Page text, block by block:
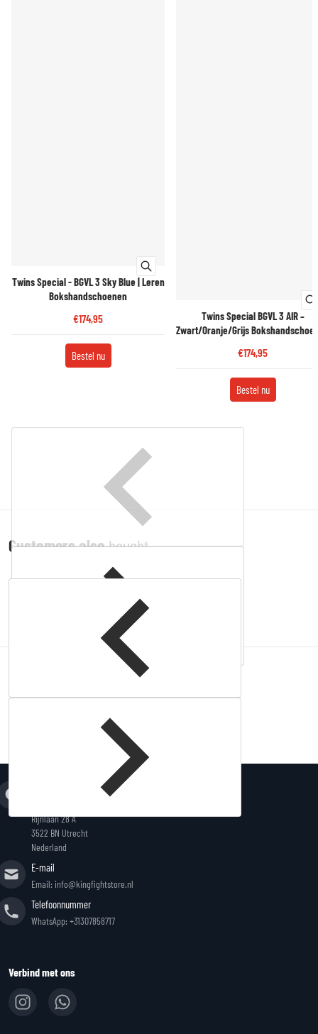
Twins Special - BGVL 3 Sky Blue | Leren
Bokshandschoenen
€174,95
Bestel nu
Twins Special BGVL 3 AIR –
Zwart/Oranje/Grijs
€174,95
Bestel nu
Customers alsobought
products
Rijnlaan 28 A
3522 BN Utrecht
Nederland
E-mail
Email: info@kingfightstore.nl
Telefoonnummer
WhatsApp: +31307858717
Verbind met ons